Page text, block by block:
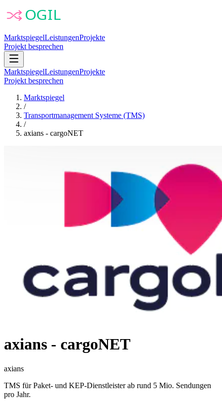
MarktspiegelLeistungenProjekte
Projekt besprechen
MarktspiegelLeistungenProjekte
Projekt besprechen
Marktspiegel
/
Transportmanagement Systeme (TMS)
/
axians - cargoNET
axians - cargoNET
axians
TMS für Paket- und KEP-Dienstleister ab rund 5 Mio. Sendungen
pro Jahr.